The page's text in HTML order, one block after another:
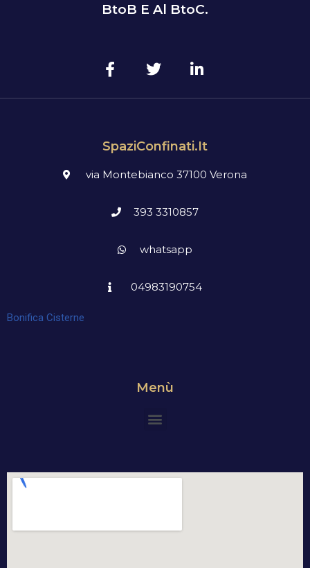
BtoB E Al BtoC.
SpaziConfinati.it
via Montebianco 37100 Verona
393 3310857
whatsapp
04983190754
Bonifica Cisterne
Menù